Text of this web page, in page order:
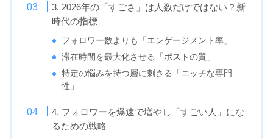
3. 2026年の「すごさ」は人数だけではない？新
時代の指標
フォロワー数よりも「エンゲージメント率」
滞在時間を最大化させる「ポストの質」
特定の悩みを持つ層に刺さる「ニッチな専門
性」
4. フォロワーを爆速で増やし「すごい人」にな
るための戦略